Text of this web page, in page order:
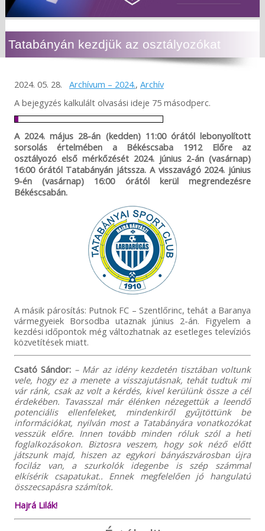
Tatabányán kezdjük az osztályozókat
2024. 05. 28. Archívum – 2024., Archív
A bejegyzés kalkulált olvasási ideje 75 másodperc.
A 2024. május 28-án (kedden) 11:00 órától lebonyolított
sorsolás értelmében a Békéscsaba 1912 Előre az
osztályozó első mérkőzését 2024. június 2-án (vasárnap)
16:00 órától Tatabányán játssza. A visszavágó 2024. június
9-én (vasárnap) 16:00 órától kerül megrendezésre
Békéscsabán.
A másik párosítás: Putnok FC – Szentlőrinc, tehát a Baranya
vármegyeiek Borsodba utaznak június 2-án. Figyelem a
kezdési időpontok még változhatnak az esetleges televíziós
közvetítések miatt.
Csató Sándor: – Már az idény kezdetén tisztában voltunk
vele, hogy ez a menete a visszajutásnak, tehát tudtuk mi
vár ránk, csak az volt a kérdés, kivel kerülünk össze a cél
érdekében. Tavasszal már élénken nézegettük a leendő
potenciális ellenfeleket, mindenkiről gyűjtöttünk be
információkat, nyilván most a Tatabányára vonatkozókat
vesszük előre. Innen tovább minden róluk szól a heti
foglalkozásokon. Biztosra veszem, hogy sok néző előtt
játszunk majd, hiszen az egykori bányászvárosban újra
fociláz van, a szurkolók idegenbe is szép számmal
elkísérik csapatukat.. Ennek megfelelően jó hangulatú
összecsapásra számítok.
Hajrá Lilák!